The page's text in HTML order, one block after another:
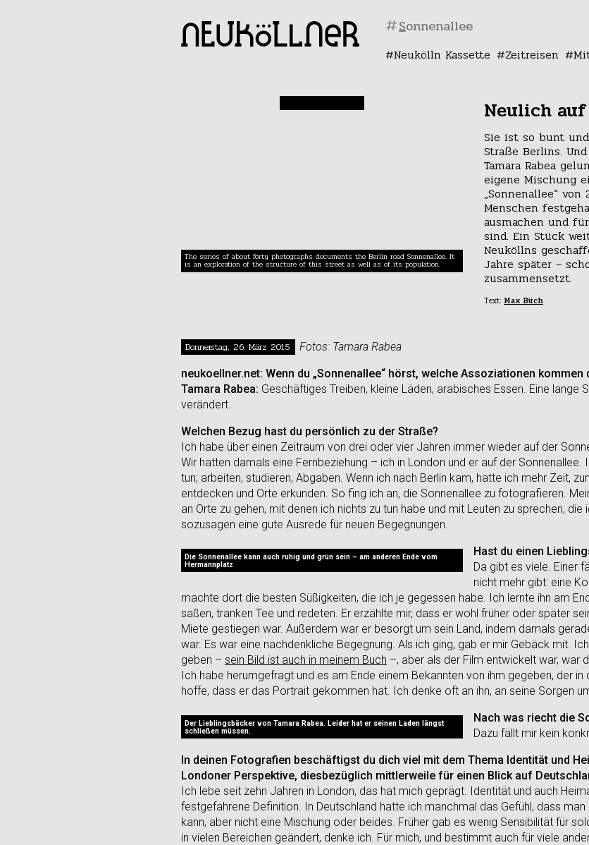
#
Neukölln Kassette Zeitreisen
Neulich
The series of about forty photographs documents the Berlin road Sonnenallee. It
is an exploration of the structure of this street as well as of its population.
Sie ist so bunt
Straße Berlins.
Tamara Rabea
eigene Mischung
„Sonnenallee“
Menschen
ausmachen und
sind. Ein Stück
Neuköllns
Jahre später –
zusammensetzt.
Text: Max Büch
Donnerstag, 26. März 2015
Fotos: Tamara Rabea
neukoellner.net: Wenn du „Sonnenallee“ hörst, welche Assoziationen kommen
Tamara Rabea: Geschäftiges Treiben, kleine Läden, arabisches Essen. Eine lange
verändert.
Welchen Bezug hast du persönlich zu der Straße?
Ich habe über einen Zeitraum von drei oder vier Jahren immer wieder auf der
Wir hatten damals eine Fernbeziehung – ich in London und er auf der
tun; arbeiten, studieren, Abgaben. Wenn ich nach Berlin kam, hatte ich mehr Zeit,
entdecken und Orte erkunden. So fing ich an, die Sonnenallee zu fotografieren.
an Orte zu gehen, mit denen ich nichts zu tun habe und mit Leuten zu sprechen,
sozusagen eine gute Ausrede für neuen Begegnungen.
Die Sonnenallee kann auch ruhig und grün sein – am anderen Ende vom
Hermannplatz
Hast du einen
Da gibt es viele. Einer
nicht mehr gibt: eine
machte dort die besten Süßigkeiten, die ich je gegessen habe. Ich lernte ihn am
saßen, tranken Tee und redeten. Er erzählte mir, dass er wohl früher oder später
Miete gestiegen war. Außerdem war er besorgt um sein Land, indem damals
war. Es war eine nachdenkliche Begegnung. Als ich ging, gab er mir Gebäck mit.
geben – sein Bild ist auch in meinem Buch –, aber als der Film entwickelt war, war
Ich habe herumgefragt und es am Ende einem Bekannten von ihm gegeben, der
hoffe, dass er das Portrait gekommen hat. Ich denke oft an ihn, an seine Sorgen
Der Lieblingsbäcker von Tamara Rabea. Leider hat er seinen Laden längst
schließen müssen.
Nach was riecht die
Dazu fällt mir kein
In deinen Fotografien beschäftigst du dich viel mit dem Thema Identität und
Londoner Perspektive, diesbezüglich mittlerweile für einen Blick auf
Ich lebe seit zehn Jahren in London, das hat mich geprägt. Identität und auch
festgefahrene Definition. In Deutschland hatte ich manchmal das Gefühl, dass
kann, aber nicht eine Mischung oder beides. Früher gab es wenig Sensibilität für
in vielen Bereichen geändert, denke ich. Für mich, und bestimmt auch für viele